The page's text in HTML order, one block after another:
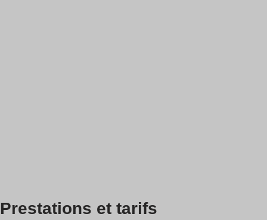
Prestations et tarifs